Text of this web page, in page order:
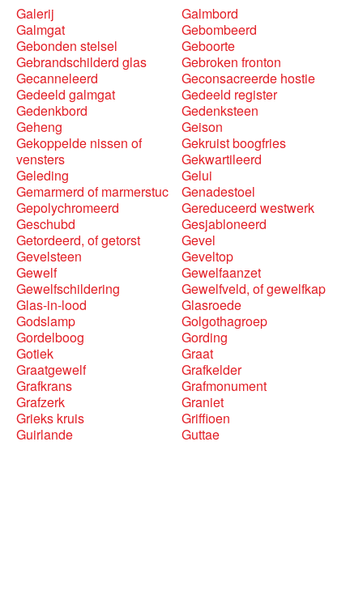
Galerij
Galmbord
Galmgat
Gebombeerd
Gebonden stelsel
Geboorte
Gebrandschilderd glas
Gebroken fronton
Gecanneleerd
Geconsacreerde hostie
Gedeeld galmgat
Gedeeld register
Gedenkbord
Gedenksteen
Geheng
Geison
Gekoppelde nissen of
vensters
Gekruist boogfries
Gekwartileerd
Geleding
Gelui
Gemarmerd of marmerstuc
Genadestoel
Gepolychromeerd
Gereduceerd westwerk
Geschubd
Gesjabloneerd
Getordeerd, of getorst
Gevel
Gevelsteen
Geveltop
Gewelf
Gewelfaanzet
Gewelfschildering
Gewelfveld, of gewelfkap
Glas-in-lood
Glasroede
Godslamp
Golgothagroep
Gordelboog
Gording
Gotiek
Graat
Graatgewelf
Grafkelder
Grafkrans
Grafmonument
Grafzerk
Graniet
Grieks kruis
Griffioen
Guirlande
Guttae